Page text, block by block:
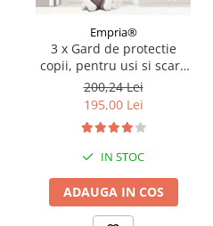
Propuneri Cadou
Produse Sub 50 Lei
Empria®
3 x Gard de protectie
copii, pentru usi si scari,
montaj prin presiune,
dimensiune reglabila 71-
77 cm, Empria, Alb
200,24 Lei
195,00 Lei
IN STOC
ADAUGA IN COS